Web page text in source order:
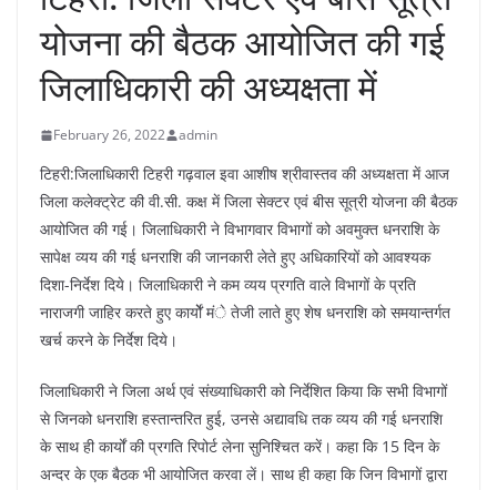
योजना की बैठक आयोजित की गई
जिलाधिकारी की अध्यक्षता में
February 26, 2022 admin
टिहरी:जिलाधिकारी टिहरी गढ़वाल इवा आशीष श्रीवास्तव की अध्यक्षता में आज
जिला कलेक्ट्रेट की वी.सी. कक्ष में जिला सेक्टर एवं बीस सूत्री योजना की बैठक
आयोजित की गई। जिलाधिकारी ने विभागवार विभागों को अवमुक्त धनराशि के
सापेक्ष व्यय की गई धनराशि की जानकारी लेते हुए अधिकारियों को आवश्यक
दिशा-निर्देश दिये। जिलाधिकारी ने कम व्यय प्रगति वाले विभागों के प्रति
नाराजगी जाहिर करते हुए कार्योें मंे तेजी लाते हुए शेष धनराशि को समयान्तर्गत
खर्च करने के निर्देश दिये।
जिलाधिकारी ने जिला अर्थ एवं संख्याधिकारी को निर्देशित किया कि सभी विभागों
से जिनको धनराशि हस्तान्तरित हुई, उनसे अद्यावधि तक व्यय की गई धनराशि
के साथ ही कार्यों की प्रगति रिपोर्ट लेना सुनिश्चित करें। कहा कि 15 दिन के
अन्दर के एक बैठक भी आयोजित करवा लें। साथ ही कहा कि जिन विभागों द्वारा